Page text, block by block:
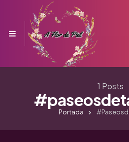
Menu
1 Posts
Portada